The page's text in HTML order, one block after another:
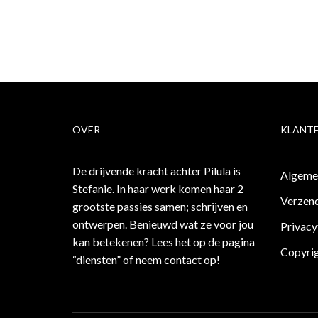
OVER
De drijvende kracht achter Pilula is
Stefanie. In haar werk komen haar 2
grootste passies samen; schrijven en
ontwerpen. Benieuwd wat ze voor jou
kan betekenen? Lees het op de pagina
“diensten”of neemcontactop!